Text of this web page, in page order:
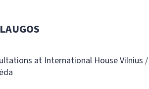
at International House Vilnius /